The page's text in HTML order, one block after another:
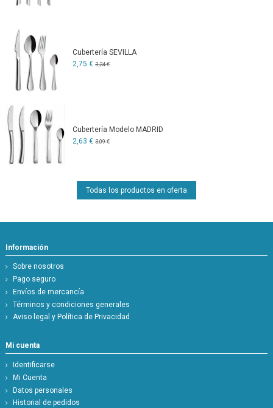
Cubertería SEVILLA
2,75 € 3,24 €
Cubertería Modelo MADRID
2,63 € 3,09 €
Todas los productos en oferta
Información
Sobre nosotros
Pago seguro
Envíos de mercancía
Términos y condiciones generales
Aviso legal y Política de Privacidad
Mi cuenta
Identificarse
Mi Cuenta
Datos personales
Historial de pedidos